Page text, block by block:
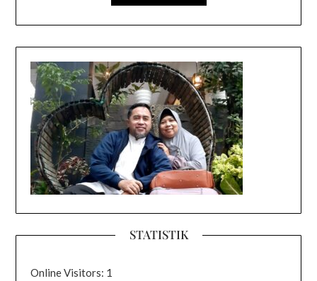
STATISTIK
Online Visitors: 1